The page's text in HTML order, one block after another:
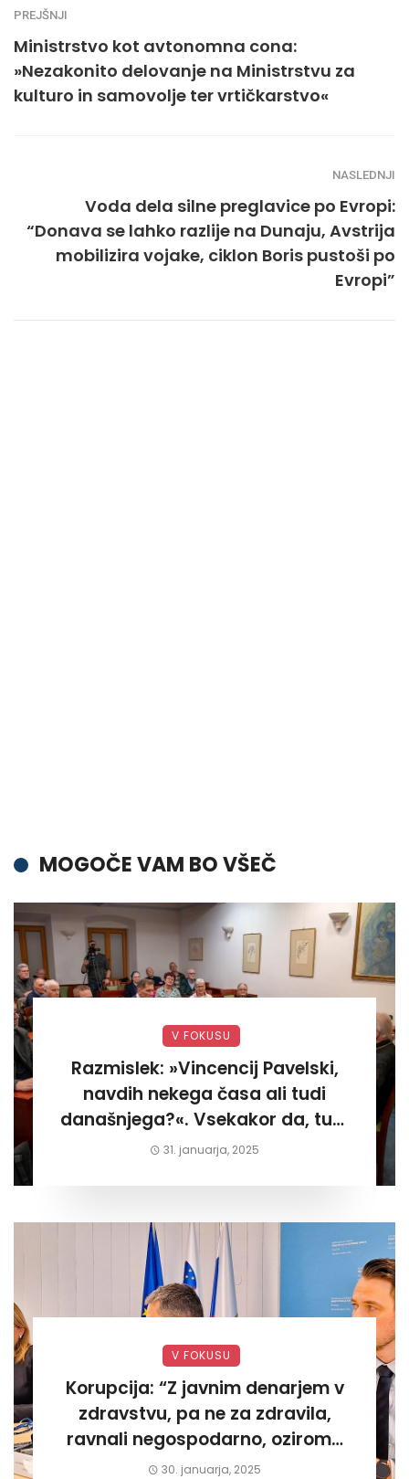
PREJŠNJI
Ministrstvo kot avtonomna cona:
»Nezakonito delovanje na Ministrstvu za
kulturo in samovolje ter vrtičkarstvo«
NASLEDNJI
Voda dela silne preglavice po Evropi:
“Donava se lahko razlije na Dunaju, Avstrija
mobilizira vojake, ciklon Boris pustoši po
Evropi”
MOGOČE VAM BO VŠEČ
V FOKUSU
Razmislek: »Vincencij Pavelski,
navdih nekega časa ali tudi
današnjega?«. Vsekakor da, tudi
današnjega«
31. januarja, 2025
V FOKUSU
Korupcija: “Z javnim denarjem v
zdravstvu, pa ne za zdravila,
ravnali negospodarno, oziroma
za lastni žep. Tokrat na Žalskem«
30. januarja, 2025